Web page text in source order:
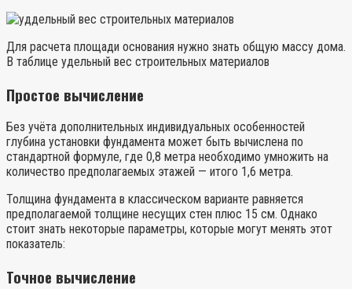
Для расчета площади основания нужно знать общую массу дома.
В таблице удельный вес строительных материалов
Простое вычисление
Без учёта дополнительных индивидуальных особенностей
глубина установки фундамента может быть вычислена по
стандартной формуле, где 0,8 метра необходимо умножить на
количество предполагаемых этажей — итого 1,6 метра.
Толщина фундамента в классическом варианте равняется
предполагаемой толщине несущих стен плюс 15 см. Однако
стоит знать некоторые параметры, которые могут менять этот
показатель:
Точное вычисление